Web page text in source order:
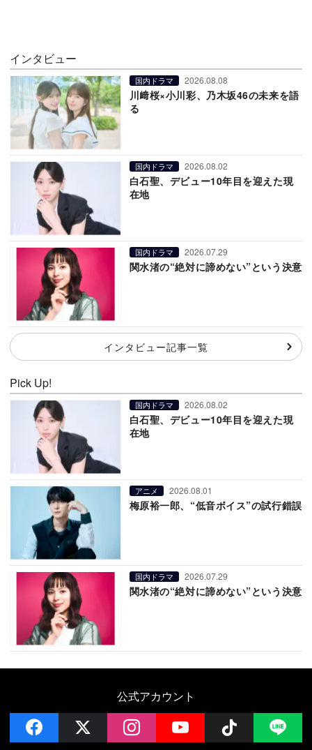
インタビュー
国内ドラマ 2026.08.08
川﨑桜×小川彩、乃木坂46の未来を語
る
国内ドラマ 2026.08.02
白石聖、デビュー10年目を迎えた現
在地
国内ドラマ 2026.07.29
関水渚の“絶対に諦めない”という決意
インタビュー記事一覧
Pick Up!
国内ドラマ 2026.08.02
白石聖、デビュー10年目を迎えた現
在地
アニメ 2026.08.01
梅原裕一郎、“低音ボイス”の試行錯誤
国内ドラマ 2026.07.29
関水渚の“絶対に諦めない”という決意
公式アカウント
facebook instagramYouTube Follow